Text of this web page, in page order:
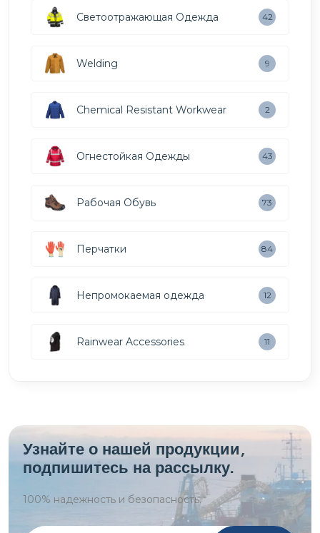
Светоотражающая Одежда 42
Welding 9
Chemical Resistant Workwear 2
Огнестойкая Одежды 43
Рабочая Обувь 73
Перчатки 84
Непромокаемая одежда 12
Rainwear Accessories 11
Узнайте о нашей продукции,
подпишитесь на рассылку.
100% надежность и безопасность.